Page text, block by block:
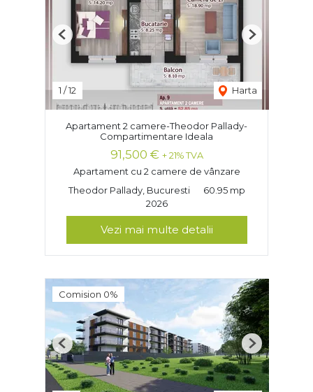
1 /12 Harta
Previous Next
Apartament 2 camere-Theodor Pallady-
Compartimentare Ideala
91,500 € + 21% TVA
Apartament cu 2 camere de vânzare
Theodor Pallady, Bucuresti
60.95 mp
2026
Vezi mai multe detalii
Comision 0%
Previous Next